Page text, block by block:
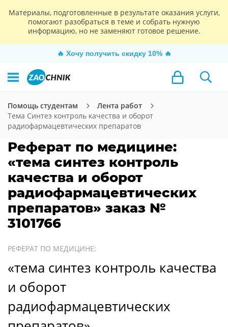
Материалы, подготовленные в результате оказания услуги,
помогают разобраться в теме и собрать нужную
информацию, но не заменяют готовое решение.
🔥 Хочу получить скидку 10% 🔥
Помощь студентам
Лента работ
Тема Синтез контроль качества и оборот
радиофармацевтических препаратов
Реферат по медицине:
«тема синтез контроль
качества и оборот
радиофармацевтических
препаратов» заказ №
3101766
РЕФЕРАТ ПО МЕДИЦИНЕ:
«тема синтез контроль качества
и оборот
радиофармацевтических